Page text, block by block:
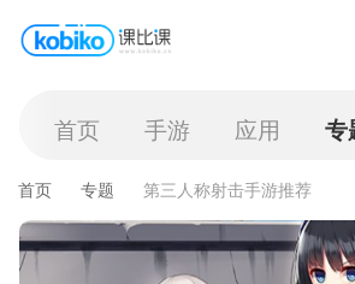
首页 手游 应用 专
首页 专题 第三人称射击手游推荐